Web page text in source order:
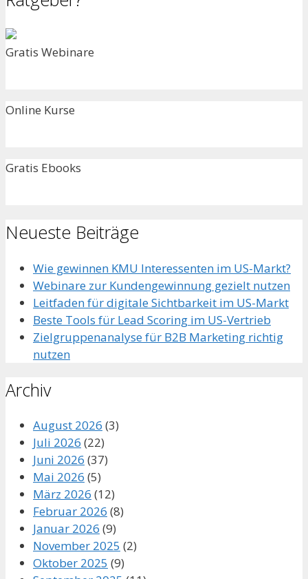
Gratis Webinare
Online Kurse
Gratis Ebooks
Neueste Beiträge
Wie gewinnen KMU Interessenten im US-Markt?
Webinare zur Kundengewinnung gezielt nutzen
Leitfaden für digitale Sichtbarkeit im US-Markt
Beste Tools für Lead Scoring im US-Vertrieb
Zielgruppenanalyse für B2B Marketing richtig
nutzen
Archiv
August 2026 (3)
Juli 2026 (22)
Juni 2026 (37)
Mai 2026 (5)
März 2026 (12)
Februar 2026 (8)
Januar 2026 (9)
November 2025 (2)
Oktober 2025 (9)